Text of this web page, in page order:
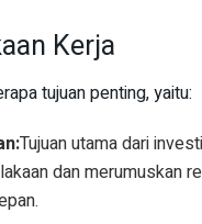
Kerja
tujuan penting, yaitu:
Tujuan utama dari
dan merumuskan